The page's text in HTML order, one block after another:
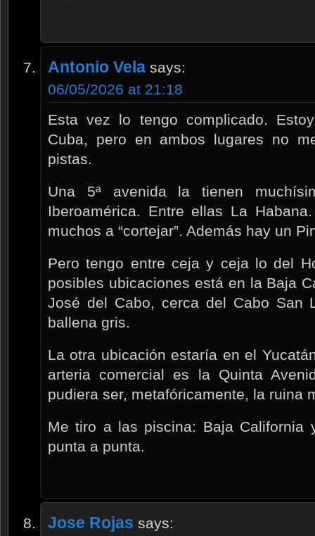
Antonio Vela says:
06/05/2026 at 21:18
Esta vez lo tengo complicado.
Cuba, pero en ambos lugares no
pistas.
Una 5ª avenida la tienen
Iberoamérica. Entre ellas La
muchos a “cortejar”. Además hay un
Pero tengo entre ceja y ceja lo del
posibles ubicaciones está en la Baja
José del Cabo, cerca del Cabo San
ballena gris.
La otra ubicación estaría en el
arteria comercial es la Quinta
pudiera ser, metafóricamente, la ruina
Me tiro a las piscina: Baja California
punta a punta.
Jose Rojas says: